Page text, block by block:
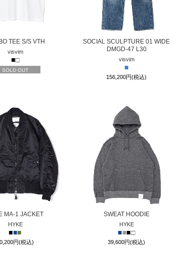
TEE S/S VTH
visvim
■□
SOLD OUT
SOCIAL SCULPTURE 01 WIDE
DMGD-47 L30
visvim
■
156,200円(税込)
MA-1 JACKET
HYKE
■■■
円(税込)
SWEAT HOODIE
HYKE
■■■□
39,600円(税込)